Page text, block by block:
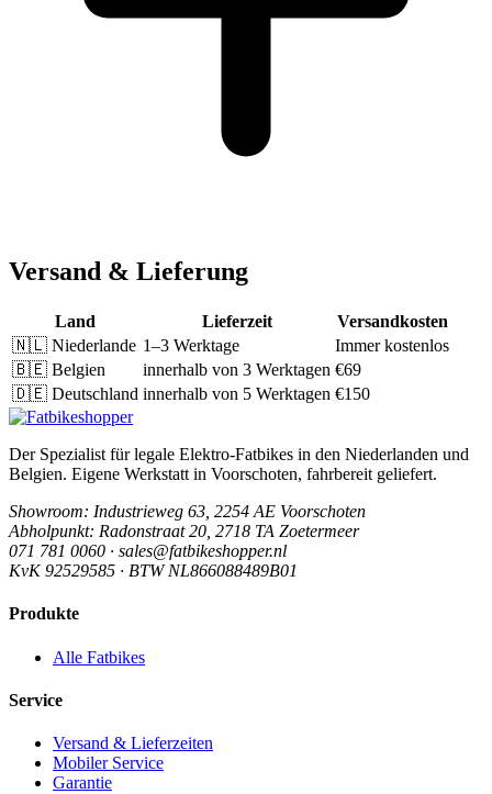
Versand & Lieferung
Land Lieferzeit
Versandkosten
🇳🇱 Niederlande 1–3 Werktage
Immer kostenlos
🇧🇪 Belgien innerhalb von 3 Werktagen €69
🇩🇪 Deutschland innerhalb von 5 Werktagen €150
Der Spezialist für legale Elektro-Fatbikes in den Niederlanden und
Belgien. Eigene Werkstatt in Voorschoten, fahrbereit geliefert.
Showroom: Industrieweg 63, 2254 AE Voorschoten
Abholpunkt: Radonstraat 20, 2718 TA Zoetermeer
071 781 0060 · sales@fatbikeshopper.nl
KvK 92529585 · BTW NL866088489B01
Produkte
Alle Fatbikes
Service
Versand & Lieferzeiten
Mobiler Service
Garantie